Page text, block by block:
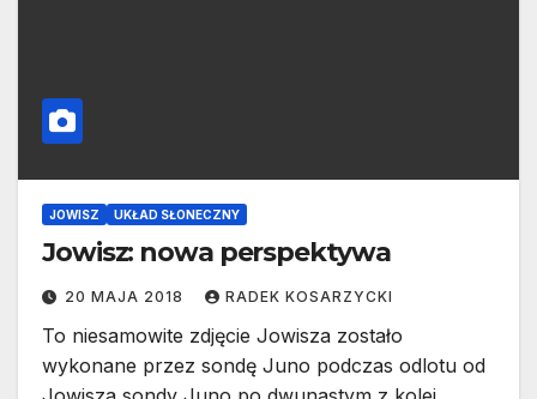
JOWISZ UKŁAD SŁONECZNY
Jowisz: nowa perspektywa
20 MAJA 2018 RADEK KOSARZYCKI
To niesamowite zdjęcie Jowisza zostało
wykonane przez sondę Juno podczas odlotu od